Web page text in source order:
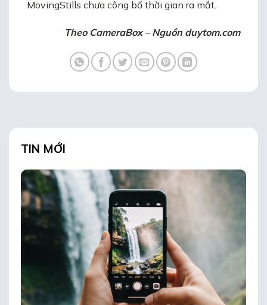
MovingStills chưa công bố thời gian ra mắt.
Theo CameraBox – Nguồn duytom.com
TIN MỚI